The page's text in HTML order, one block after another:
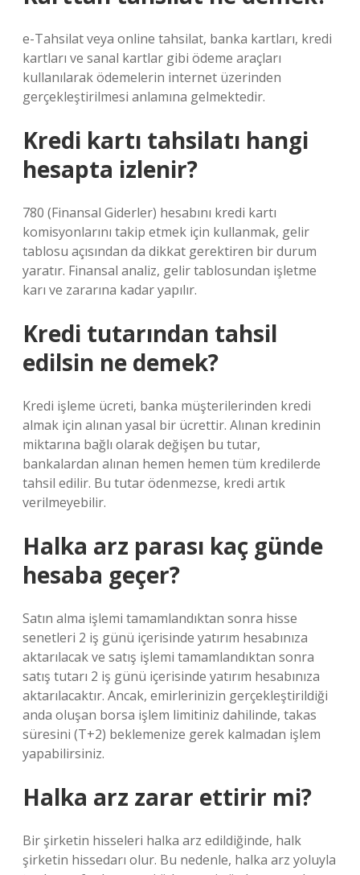
e-Tahsilat veya online tahsilat, banka kartları, kredi
kartları ve sanal kartlar gibi ödeme araçları
kullanılarak ödemelerin internet üzerinden
gerçekleştirilmesi anlamına gelmektedir.
Kredi kartı tahsilatı hangi
hesapta izlenir?
780 (Finansal Giderler) hesabını kredi kartı
komisyonlarını takip etmek için kullanmak, gelir
tablosu açısından da dikkat gerektiren bir durum
yaratır. Finansal analiz, gelir tablosundan işletme
karı ve zararına kadar yapılır.
Kredi tutarından tahsil
edilsin ne demek?
Kredi işleme ücreti, banka müşterilerinden kredi
almak için alınan yasal bir ücrettir. Alınan kredinin
miktarına bağlı olarak değişen bu tutar,
bankalardan alınan hemen hemen tüm kredilerde
tahsil edilir. Bu tutar ödenmezse, kredi artık
verilmeyebilir.
Halka arz parası kaç günde
hesaba geçer?
Satın alma işlemi tamamlandıktan sonra hisse
senetleri 2 iş günü içerisinde yatırım hesabınıza
aktarılacak ve satış işlemi tamamlandıktan sonra
satış tutarı 2 iş günü içerisinde yatırım hesabınıza
aktarılacaktır. Ancak, emirlerinizin gerçekleştirildiği
anda oluşan borsa işlem limitiniz dahilinde, takas
süresini (T+2) beklemenize gerek kalmadan işlem
yapabilirsiniz.
Halka arz zarar ettirir mi?
Bir şirketin hisseleri halka arz edildiğinde, halk
şirketin hissedarı olur. Bu nedenle, halka arz yoluyla